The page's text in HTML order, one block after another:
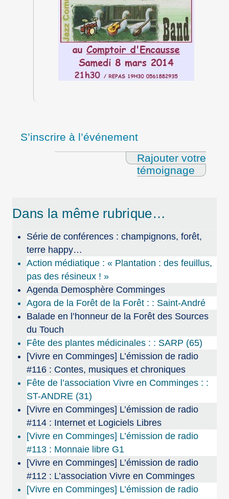
S’inscrire à l’événement
Rajouter votre
témoignage
Dans la même rubrique…
Série de conférences : champignons, forêt,
terre happy…
Action médiatique : « Plantation : des feuillus,
pas des résineux ! »
Agenda Demosphère Comminges
Agora de la Forêt de la Forêt : : Saint-André
Balade en l’honneur de la Forêt des Sources
du Touch
Fête des plantes médicinales : : SARP (65)
[Vivre en Comminges] L’émission de radio
#116 : Contes, musiques et chroniques
Fête de l’association Vivre en Comminges : :
ST-ANDRE (31)
[Vivre en Comminges] L’émission de radio
#114 : Internet et Logiciels Libres
[Vivre en Comminges] L’émission de radio
#113 : Monnaie libre G1
[Vivre en Comminges] L’émission de radio
#112 : L’association Vivre en Comminges
[Vivre en Comminges] L’émission de radio